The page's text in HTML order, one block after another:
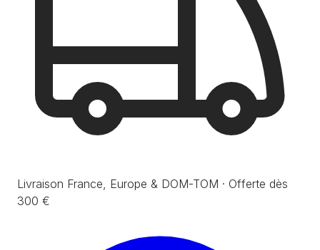
Livraison France, Europe & DOM-TOM · Offerte dès
300 €